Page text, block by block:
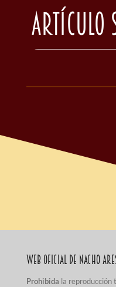
Artículo
Web Oficial de Nacho
Prohibida la reproducción